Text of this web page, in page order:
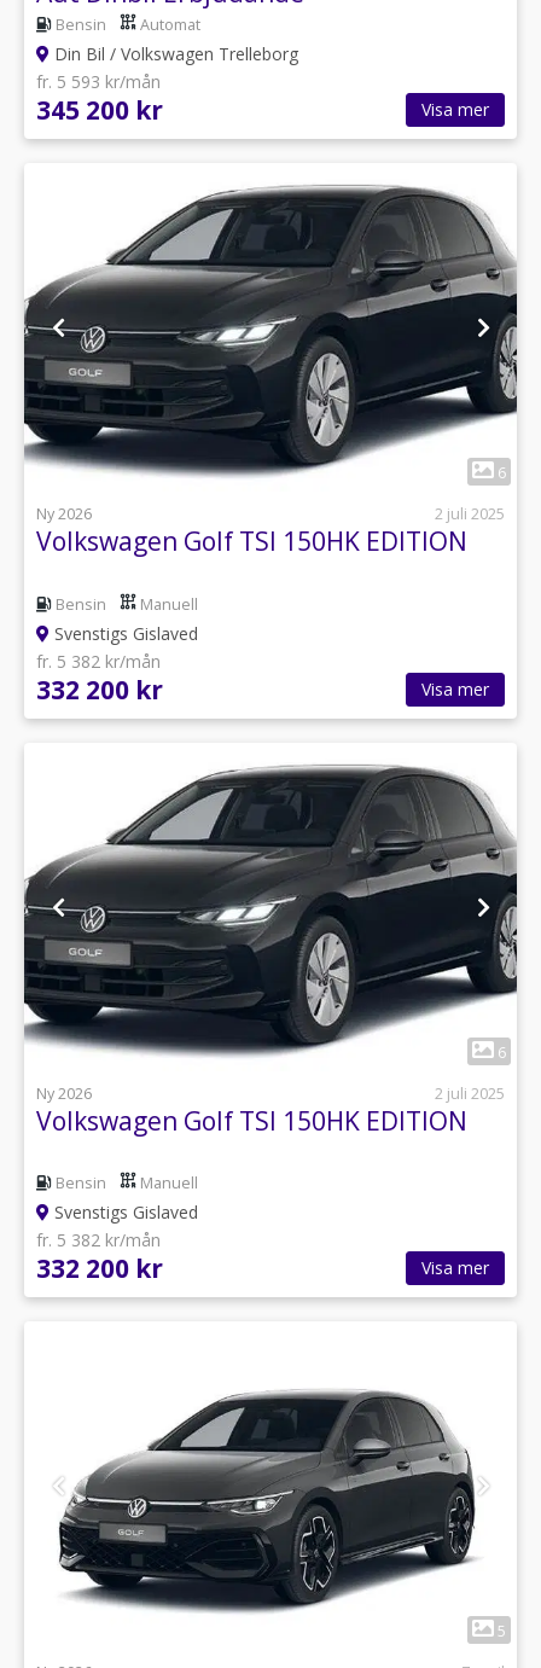
Bensin Automat
Din Bil / Volkswagen Trelleborg
fr. 5 593 kr/mån
345 200 kr Visa mer
1
6
Ny 2026
2 juli 2025
Volkswagen Golf TSI 150HK EDITION
Bensin Manuell
Svenstigs Gislaved
fr. 5 382 kr/mån
332 200 kr Visa mer
1
6
Ny 2026
2 juli 2025
Volkswagen Golf TSI 150HK EDITION
Bensin Manuell
Svenstigs Gislaved
fr. 5 382 kr/mån
332 200 kr Visa mer
1
5